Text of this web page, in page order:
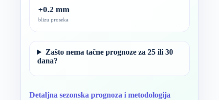
+0.2 mm
blizu proseka
Zašto nema tačne prognoze za 25 ili 30
dana?
Detaljna sezonska prognoza i metodologija